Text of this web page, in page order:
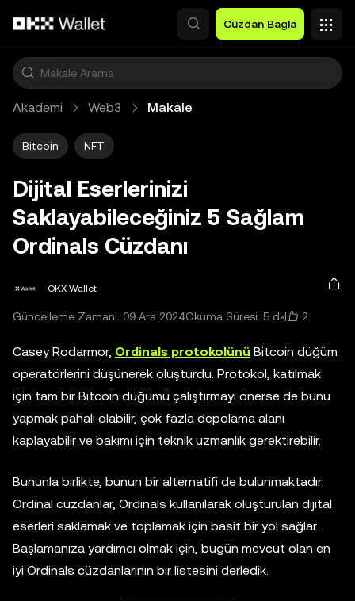
Cüzdan Bağla
Akademi Web3 Makale
Bitcoin NFT
Dijital Eserlerinizi
Saklayabileceğiniz 5 Sağlam
Ordinals Cüzdanı
OKX Wallet
Güncelleme Zamanı: 09 Ara 2024Okuma Süresi: 5 dk 2
Casey Rodarmor, Ordinals protokolünü Bitcoin düğüm
operatörlerini düşünerek oluşturdu. Protokol, katılmak
için tam bir Bitcoin düğümü çalıştırmayı önerse de bunu
yapmak pahalı olabilir, çok fazla depolama alanı
kaplayabilir ve bakımı için teknik uzmanlık gerektirebilir.
Bununla birlikte, bunun bir alternatifi de bulunmaktadır:
Ordinal cüzdanlar, Ordinals kullanılarak oluşturulan dijital
eserleri saklamak ve toplamak için basit bir yol sağlar.
Başlamanıza yardımcı olmak için, bugün mevcut olan en
iyi Ordinals cüzdanlarının bir listesini derledik.